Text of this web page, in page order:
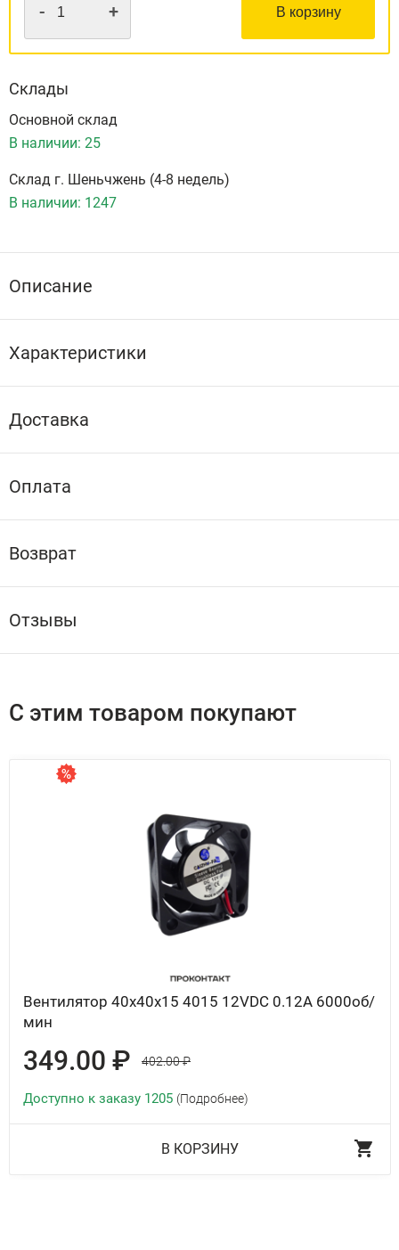
- + В корзину
Склады
Основной склад
В наличии: 25
Склад г. Шеньчжень (4-8 недель)
В наличии: 1247
Описание
Характеристики
Доставка
Оплата
Возврат
Отзывы
С этим товаром покупают
Вентилятор 40x40x15 4015 12VDC 0.12A 6000об/
мин
349.00 ₽ 402.00 ₽
Доступно к заказу 1205 (Подробнее)
В КОРЗИНУ